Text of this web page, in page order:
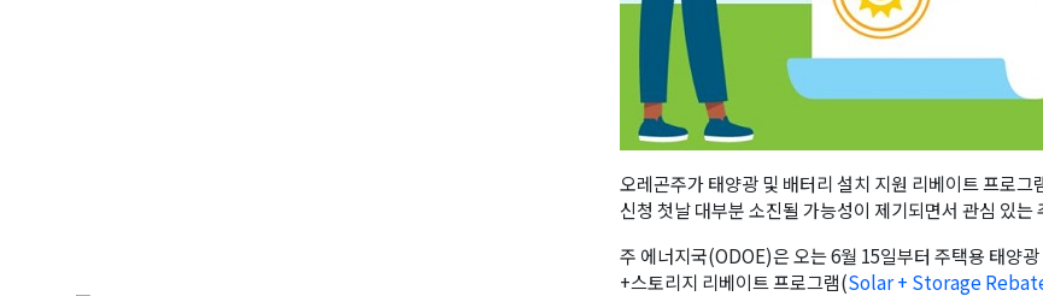
오레곤주가 태양광 및 배터리 설치 지원 리베이트 프로
신청 첫날 대부분 소진될 가능성이 제기되면서 관심 있
주 에너지국(ODOE)은 오는 6월 15일부터 주택용 태양
+스토리지 리베이트 프로그램(Solar + Storage